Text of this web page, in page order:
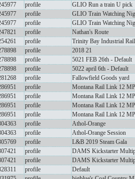
profile
GLIO Run a train U pick
profile
GLIO Train Watching
profile
GLIO Train Watching
profile
Nathan's Route
profile
Trinity Bay Industrial
profile
2018 21
profile
5021 FEB 26th - Default
profile
5022 april 6th - Default
profile
Fallowfield Goods yard
profile
Montana Rail Link 12
profile
Montana Rail Link 12
profile
Montana Rail Link 12
profile
Montana Rail Link 12
profile
Athol-Orange
profile
Athol-Orange Session
profile
L&B 2019 Steam Gala
profile
DAMS Kickstarter
profile
DAMS Kickstarter
profile
Default